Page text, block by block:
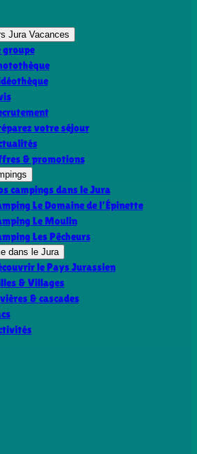
Jura Vacances
groupe
votre séjour
& promotions
campings dans le Jura
Le Domaine de l’Épinette
Le Moulin
Les Pêcheurs
dans le Jura
le Pays Jurassien
& Villages
& cascades